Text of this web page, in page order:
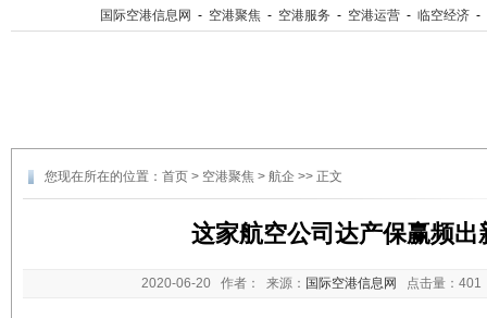
国际空港信息网 - 空港聚焦 - 空港服务 - 空港运营 - 临空经济 -
您现在所在的位置： 首页 > 空港聚焦 > 航企 >> 正文
这家航空公司达产保赢频出
2020-06-20 作者： 来源： 国际空港信息网 点击量：